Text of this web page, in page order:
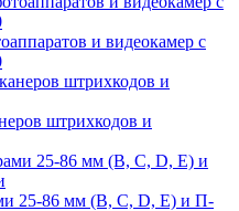
и видеокамер с
штрихкодов и
25-86 мм (B, C, D, E) и П-